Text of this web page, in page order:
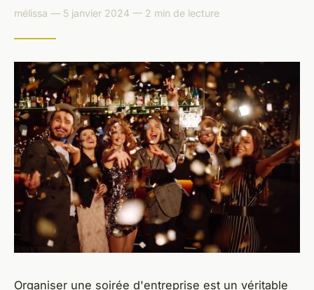
mélissa — 5 janvier 2024 — 2 min de lecture
Organiser une soirée d'entreprise est un véritable